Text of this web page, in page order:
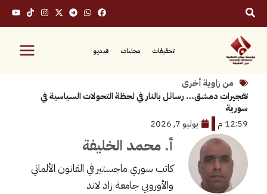
محليات فيديو
أخرى
دمشق… رسائل بالنار في لحظة التحولات السياسية في
يوليو 7, 2026
أ. محمد الخليفة
كاتب سوري ماجستير في القانون الألماني
والأوروبي جامعة زاد لاند